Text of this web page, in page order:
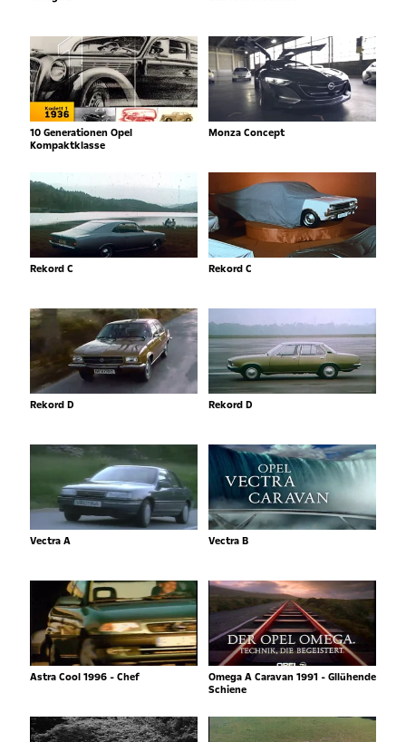
10 Generationen Opel
Kompaktklasse
Monza Concept
Rekord C Rekord C
Rekord D Rekord D
Vectra A Vectra B
Astra Cool 1996 - Chef
Omega A Caravan 1991 - Gllühende
Schiene